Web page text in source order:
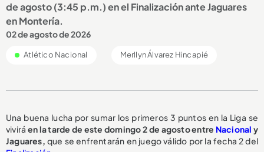
de agosto (3:45 p.m.) en el Finalización ante Jaguares
en Montería.
02 de agosto de 2026
Atlético Nacional Merllyn Álvarez Hincapié
Una buena lucha por sumar los primeros 3 puntos en la Liga se
vivirá en la tarde de este domingo 2 de agosto entre Nacional y
Jaguares, que se enfrentarán en juego válido por la fecha 2 del